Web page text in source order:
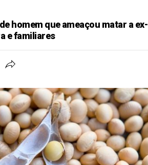
homem que ameaçou matar a ex-
e familiares